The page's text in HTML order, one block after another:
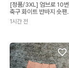
[정품/3XL] 엄브로 10번
축구 화이트 반바지 숏팬
츠 쇼츠
1시간 전